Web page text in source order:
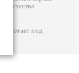
под